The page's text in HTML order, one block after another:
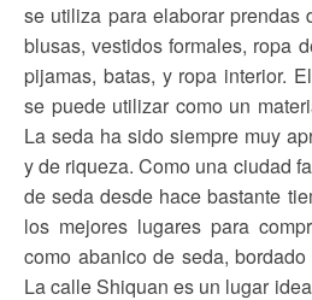
se utiliza para elaborar prendas
blusas, vestidos formales, ropa
pijamas, batas, y ropa interior.
se puede utilizar como un
La seda ha sido siempre muy
y de riqueza. Como una ciudad
de seda desde hace bastante
los mejores lugares para
como abanico de seda,
La calle Shiquan es un lugar